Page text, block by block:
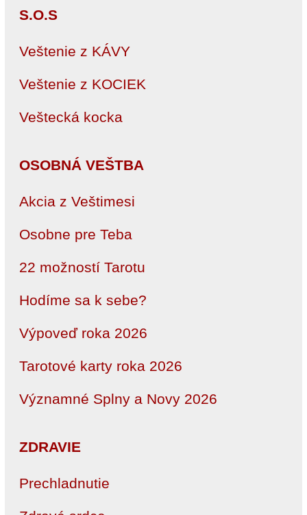
S.O.S
Veštenie z KÁVY
Veštenie z KOCIEK
Veštecká kocka
OSOBNÁ VEŠTBA
Akcia z Veštimesi
Osobne pre Teba
22 možností Tarotu
Hodíme sa k sebe?
Výpoveď roka 2026
Tarotové karty roka 2026
Významné Splny a Novy 2026
ZDRAVIE
Prechladnutie